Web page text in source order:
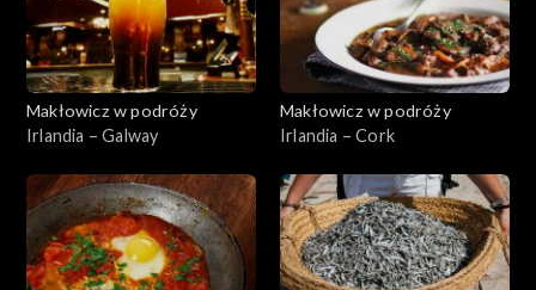
Makłowicz w podróży
Irlandia – Galway
Makłowicz w podróży
Irlandia – Cork